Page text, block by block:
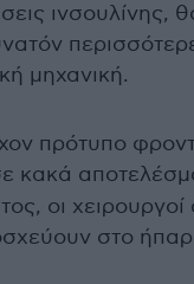
μηχανική.
πρότυπο
κακά
οι
στο